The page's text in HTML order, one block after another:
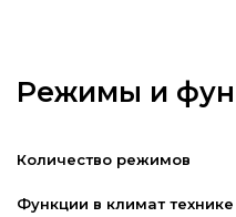
Режимы и
Количество режимов
Функции в климат технике